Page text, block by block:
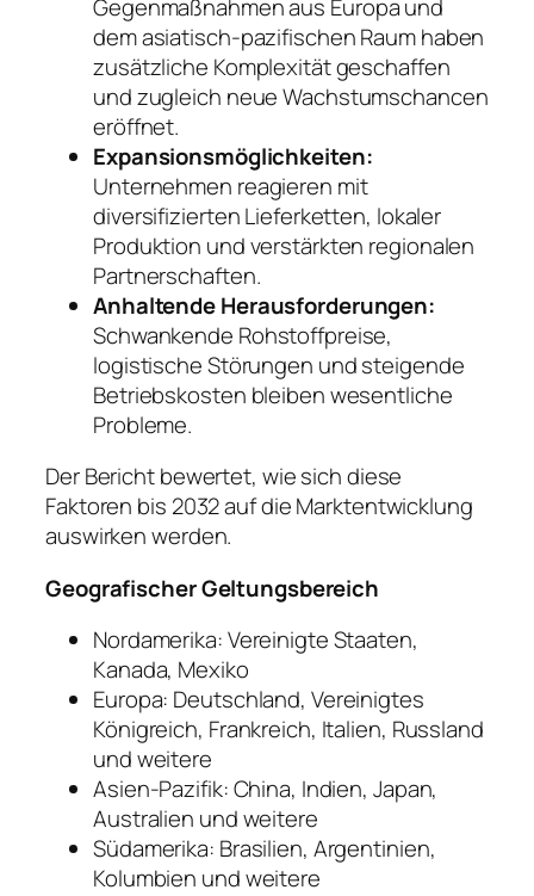
Gegenmaßnahmen aus Europa und
dem asiatisch-pazifischen Raum haben
zusätzliche Komplexität geschaffen
und zugleich neue Wachstumschancen
eröffnet.
Expansionsmöglichkeiten:
Unternehmen reagieren mit
diversifizierten Lieferketten, lokaler
Produktion und verstärkten regionalen
Partnerschaften.
Anhaltende Herausforderungen:
Schwankende Rohstoffpreise,
logistische Störungen und steigende
Betriebskosten bleiben wesentliche
Probleme.
Der Bericht bewertet, wie sich diese
Faktoren bis 2032 auf die Marktentwicklung
auswirken werden.
Geografischer Geltungsbereich
Nordamerika: Vereinigte Staaten,
Kanada, Mexiko
Europa: Deutschland, Vereinigtes
Königreich, Frankreich, Italien, Russland
und weitere
Asien-Pazifik: China, Indien, Japan,
Australien und weitere
Südamerika: Brasilien, Argentinien,
Kolumbien und weitere